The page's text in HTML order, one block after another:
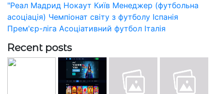
"Реал Мадрид Нокаут Київ Менеджер (футбольна
асоціація) Чемпіонат світу з футболу Іспанія
Прем'єр-ліга Асоціативний футбол Італія
Recent posts